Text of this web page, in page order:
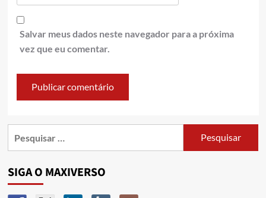
Salvar meus dados neste navegador para a próxima
vez que eu comentar.
SIGA O MAXIVERSO